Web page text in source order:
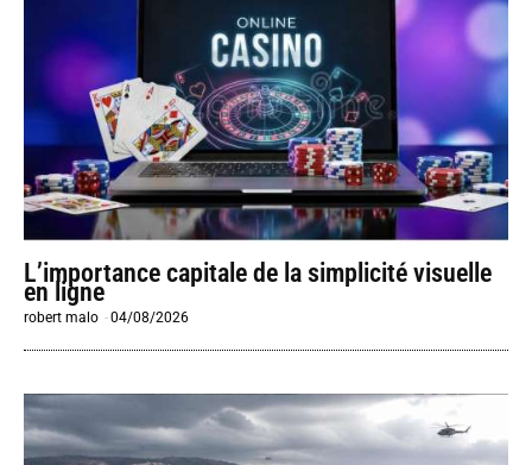
L’importance capitale de la simplicité visuelle
en ligne
robert malo -04/08/2026